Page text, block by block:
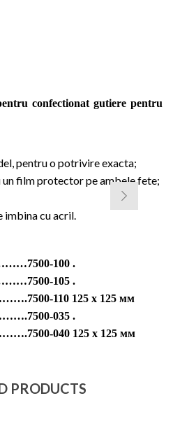
confectionat gutiere pentru
pentru o potrivire exacta;
film protector pe ambele fete;
imbina cu acril.
100 .
105 .
110 125 x 125 мм
035 .
040 125 x 125 мм
PRODUCTS